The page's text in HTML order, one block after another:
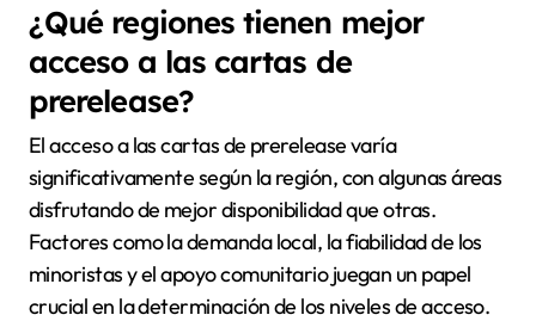
¿Qué regiones tienen mejor
acceso a las cartas de
prerelease?
El acceso a las cartas de prerelease varía
significativamente según la región, con algunas áreas
disfrutando de mejor disponibilidad que otras.
Factores como la demanda local, la fiabilidad de los
minoristas y el apoyo comunitario juegan un papel
crucial en la determinación de los niveles de acceso.